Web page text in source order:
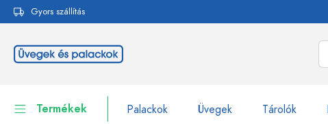
Ugrás a fő navigációhoz
Gyors szállítás
Termékek Palackok Üvegek Tárolók